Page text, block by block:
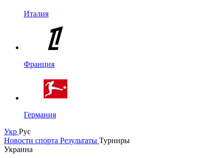
Италия
Франция
Германия
Укр Рус
Новости спорта Результаты Турниры
Украина